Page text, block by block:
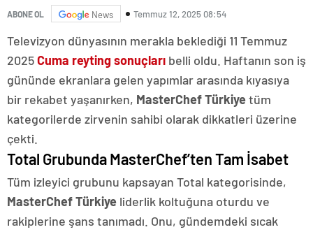
ABONE OL News Temmuz 12, 2025 08:54
Televizyon dünyasının merakla beklediği 11 Temmuz
2025Cuma reyting sonuçları belli oldu. Haftanın son iş
gününde ekranlara gelen yapımlar arasında kıyasıya
bir rekabet yaşanırken, MasterChef Türkiyetüm
kategorilerde zirvenin sahibi olarak dikkatleri üzerine
çekti.
Total Grubunda MasterChef’ten Tam İsabet
Tüm izleyici grubunu kapsayan Total kategorisinde,
MasterChef Türkiye liderlik koltuğuna oturdu ve
rakiplerine şans tanımadı. Onu, gündemdeki sıcak